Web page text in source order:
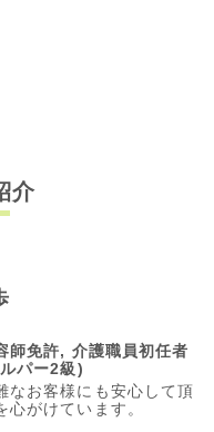
介
師免許, 介護職員初任者
パー2級)
なお客様にも安心して頂
心がけています。